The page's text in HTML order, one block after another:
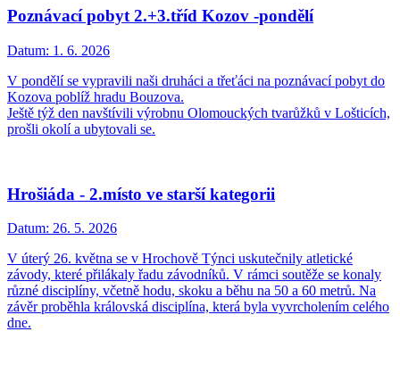
Poznávací pobyt 2.+3.tříd Kozov -pondělí
Datum: 1. 6. 2026
V pondělí se vypravili naši druháci a třeťáci na poznávací pobyt do
Kozova poblíž hradu Bouzova.
Ještě týž den navštívili výrobnu Olomouckých tvarůžků v Lošticích,
prošli okolí a ubytovali se.
Hrošiáda - 2.místo ve starší kategorii
Datum: 26. 5. 2026
V úterý 26. května se v Hrochově Týnci uskutečnily atletické
závody, které přilákaly řadu závodníků. V rámci soutěže se konaly
různé disciplíny, včetně hodu, skoku a běhu na 50 a 60 metrů. Na
závěr proběhla královská disciplína, která byla vyvrcholením celého
dne.